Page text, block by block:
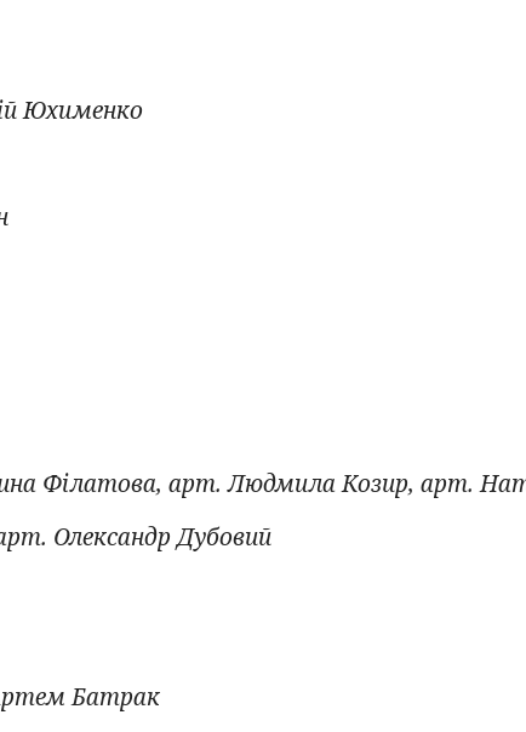
Юхименко
Філатова, арт. Людмила Козир, арт.
Олександр Дубовий
Батрак